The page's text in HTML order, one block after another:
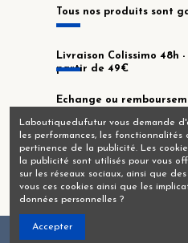
Tous nos produits sont
Livraison Colissimo 48h
partir de 49€
Echange ou
En stock dans notre
Laboutiquedufutur vous demande
les performances, les fonctionnalités
pertinence de la publicité. Les
la publicité sont utilisés pour vous
sur les réseaux sociaux, ainsi que
vous ces cookies ainsi que les
données personnelles ?
Accepter